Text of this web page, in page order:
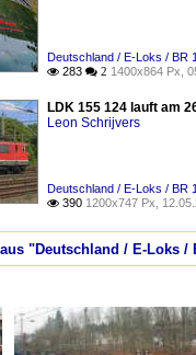
Deutschland / E-Loks / BR
 283  2 1400x864 Px,
LDK 155 124 lauft am
Leon Schrijvers
Deutschland / E-Loks / BR
 390 1200x747 Px,
"Deutschland / E-Loks /